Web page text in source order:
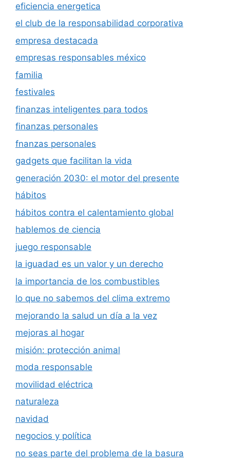
eficiencia energetica
el club de la responsabilidad corporativa
empresa destacada
empresas responsables méxico
familia
festivales
finanzas inteligentes para todos
finanzas personales
fnanzas personales
gadgets que facilitan la vida
generación 2030: el motor del presente
hábitos
hábitos contra el calentamiento global
hablemos de ciencia
juego responsable
la iguadad es un valor y un derecho
la importancia de los combustibles
lo que no sabemos del clima extremo
mejorando la salud un día a la vez
mejoras al hogar
misión: protección animal
moda responsable
movilidad eléctrica
naturaleza
navidad
negocios y política
no seas parte del problema de la basura